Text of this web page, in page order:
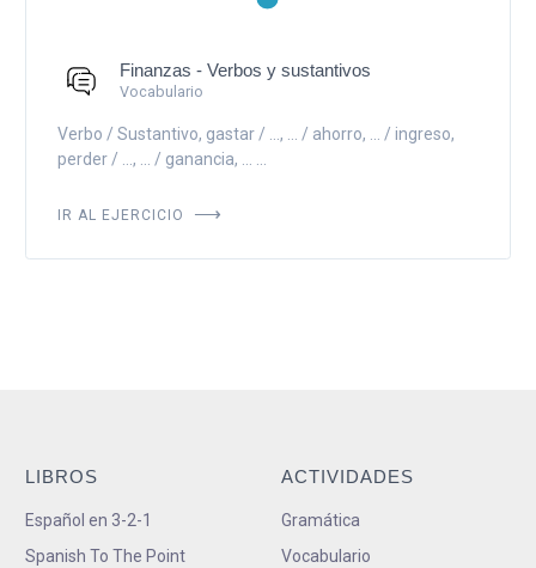
Finanzas - Verbos y sustantivos
Vocabulario
Verbo / Sustantivo, gastar / ..., ... / ahorro, ... / ingreso,
perder / ..., ... / ganancia, ... ...
IR AL EJERCICIO
LIBROS
Español en 3-2-1
Spanish To The Point
ACTIVIDADES
Gramática
Vocabulario